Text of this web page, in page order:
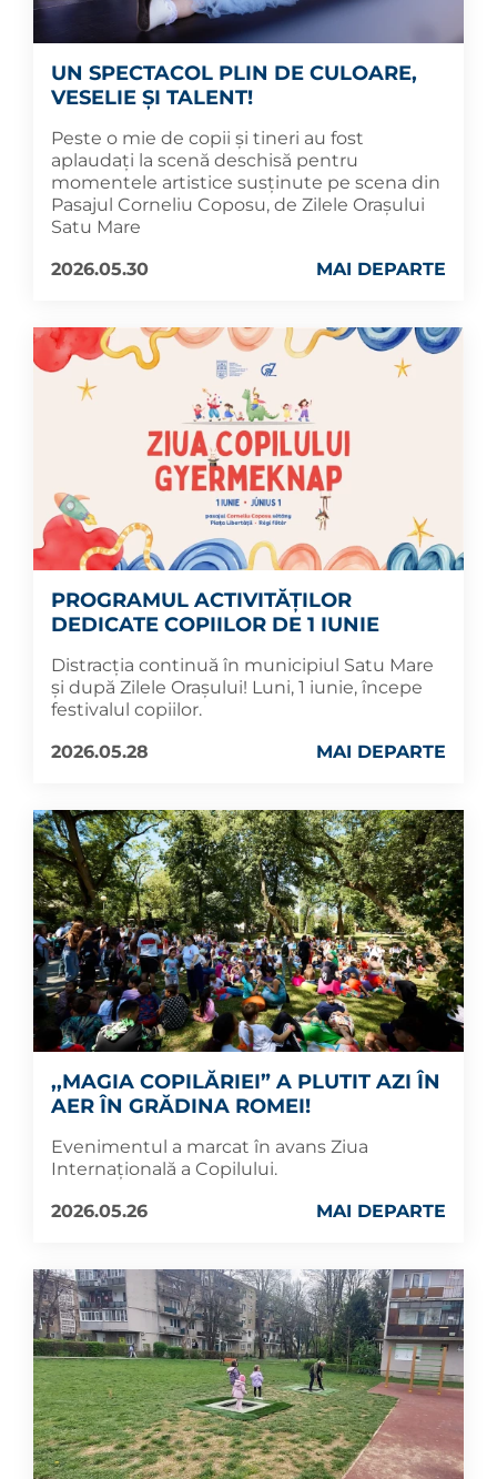
UN SPECTACOL PLIN DE CULOARE,
VESELIE ȘI TALENT!
Peste o mie de copii și tineri au fost
aplaudați la scenă deschisă pentru
momentele artistice susținute pe scena din
Pasajul Corneliu Coposu, de Zilele Orașului
Satu Mare
2026.05.30
MAI DEPARTE
PROGRAMUL ACTIVITĂȚILOR
DEDICATE COPIILOR DE 1 IUNIE
Distracția continuă în municipiul Satu Mare
și după Zilele Orașului! Luni, 1 iunie, începe
festivalul copiilor.
2026.05.28
MAI DEPARTE
,,MAGIA COPILĂRIEI” A PLUTIT AZI ÎN
AER ÎN GRĂDINA ROMEI!
Evenimentul a marcat în avans Ziua
Internațională a Copilului.
2026.05.26
MAI DEPARTE